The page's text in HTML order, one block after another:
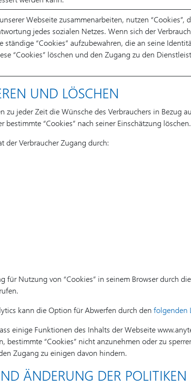
Webseite zusammenarbeiten, nutzen
jedes sozialen Netzes. Wenn sich der
ständige “Cookies” aufzubewahren, die an seine
“Cookies” löschen und den Zugang zu den
UND LÖSCHEN
zu jeder Zeit die Wünsche des Verbrauchers in Bezug
bestimmte “Cookies” nach seiner Einschätzung löschen.
der Verbraucher Zugang durch:
für Nutzung von “Cookies” in seinem Browser durch
kann die Option für Abwerfen durch den folgenden
einige Funktionen des Inhalts der Webseite
bestimmte “Cookies” nicht anzunehmen oder zu
Zugang zu einigen davon hindern.
ÄNDERUNG DER POLITIKEN